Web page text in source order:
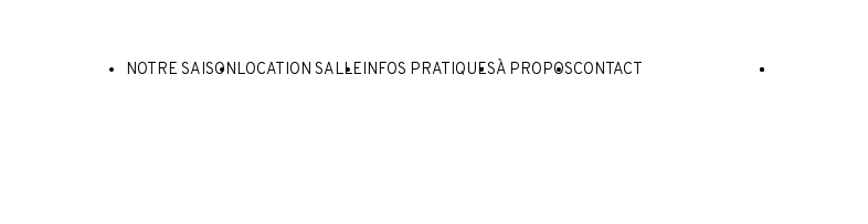
NOTRE SAISONLOCATION SALLEINFOS PRATIQUESÀ PROPOSCONTACT